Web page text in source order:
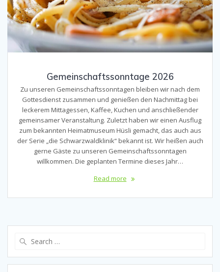
Gemeinschaftssonntage 2026
Zu unseren Gemeinschaftssonntagen bleiben wir nach dem
Gottesdienst zusammen und genießen den Nachmittag bei
leckerem Mittagessen, Kaffee, Kuchen und anschließender
gemeinsamer Veranstaltung. Zuletzt haben wir einen Ausflug
zum bekannten Heimatmuseum Hüsli gemacht, das auch aus
der Serie „die Schwarzwaldklinik“ bekannt ist. Wir heißen auch
gerne Gäste zu unseren Gemeinschaftssonntagen
willkommen. Die geplanten Termine dieses Jahr…
Read more